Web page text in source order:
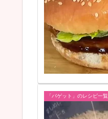
「バゲット」のレシピ一覧